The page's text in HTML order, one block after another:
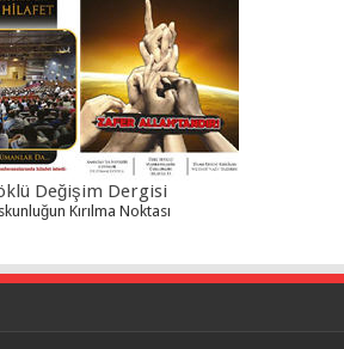
Değişim Dergisi
Kırılma Noktası